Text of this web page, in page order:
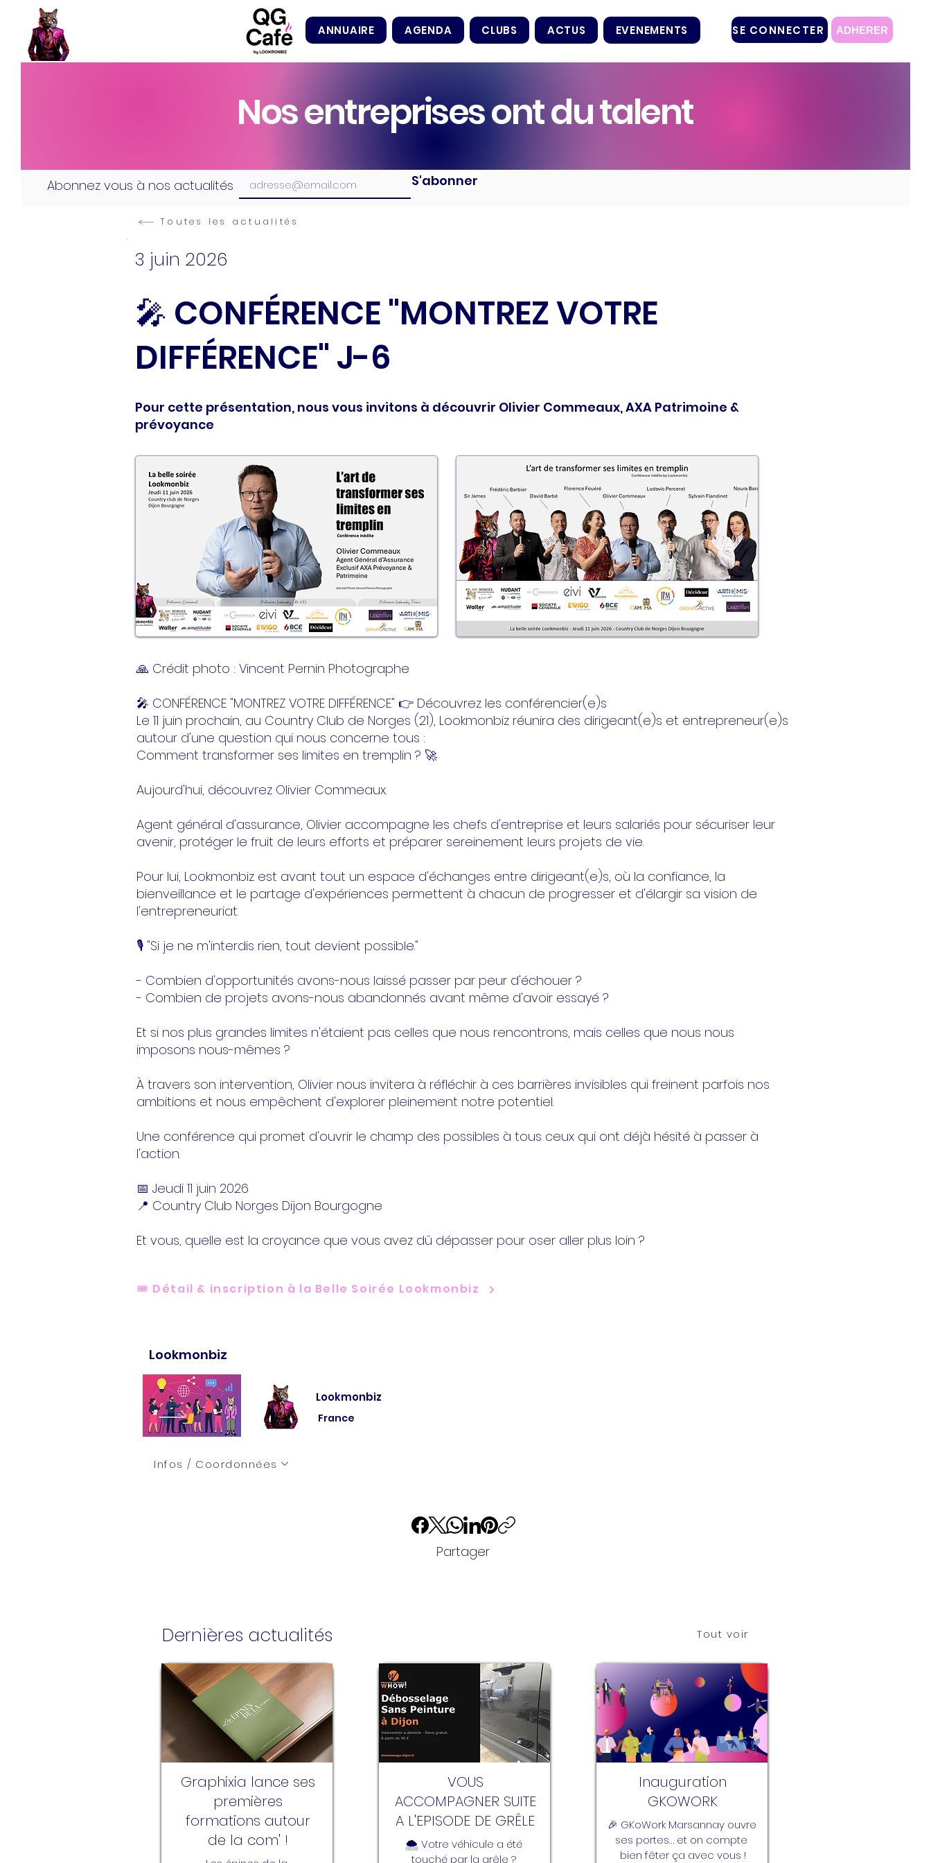
ANNUAIRE AGENDA CLUBS ACTUS EVENEMENTS SE CONNECTER ADHERER
Nos entreprises ont du talent
Abonnez vous à nos actualités S'abonner
Toutes les actualités
3 juin 2026
🎤 CONFÉRENCE "MONTREZ VOTRE
DIFFÉRENCE" J-6
Pour cette présentation, nous vous invitons à découvrir Olivier Commeaux, AXA Patrimoine &
prévoyance
🙏 Crédit photo : Vincent Pernin Photographe
🎤 CONFÉRENCE "MONTREZ VOTRE DIFFÉRENCE" 👉 Découvrez les conférencier(e)s
Le 11 juin prochain, au Country Club de Norges (21), Lookmonbiz réunira des dirigeant(e)s et entrepreneur(e)s
autour d'une question qui nous concerne tous :
Comment transformer ses limites en tremplin ? 🚀
Aujourd'hui, découvrez Olivier Commeaux.
Agent général d'assurance, Olivier accompagne les chefs d'entreprise et leurs salariés pour sécuriser leur
avenir, protéger le fruit de leurs efforts et préparer sereinement leurs projets de vie.
Pour lui, Lookmonbiz est avant tout un espace d'échanges entre dirigeant(e)s, où la confiance, la
bienveillance et le partage d'expériences permettent à chacun de progresser et d'élargir sa vision de
l'entrepreneuriat.
🎙️ "Si je ne m'interdis rien, tout devient possible."
- Combien d'opportunités avons-nous laissé passer par peur d'échouer ?
- Combien de projets avons-nous abandonnés avant même d'avoir essayé ?
Et si nos plus grandes limites n'étaient pas celles que nous rencontrons, mais celles que nous nous
imposons nous-mêmes ?
À travers son intervention, Olivier nous invitera à réfléchir à ces barrières invisibles qui freinent parfois nos
ambitions et nous empêchent d'explorer pleinement notre potentiel.
Une conférence qui promet d'ouvrir le champ des possibles à tous ceux qui ont déjà hésité à passer à
l'action.
📅 Jeudi 11 juin 2026
📍 Country Club Norges Dijon Bourgogne
Et vous, quelle est la croyance que vous avez dû dépasser pour oser aller plus loin ?
🎟️ Détail & inscription à la Belle Soirée Lookmonbiz
Lookmonbiz
Lookmonbiz
France
Infos / Coordonnées
Partager
Dernières actualités Tout voir
Graphixia lance ses
premières
formations autour
de la com' !
VOUS
ACCOMPAGNER SUITE
A L'EPISODE DE GRÊLE
🌨️ Votre véhicule a été
touché par la grêle ?
Inauguration
GKOWORK
🎉 GKoWork Marsannay ouvre
ses portes… et on compte
bien fêter ça avec vous !